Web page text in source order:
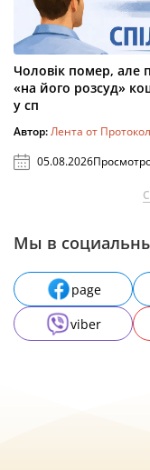
Чоловік помер, але
«на його розсуд»
у сп
Автор:Лента от
05.08.2026
Мы в
page
viber